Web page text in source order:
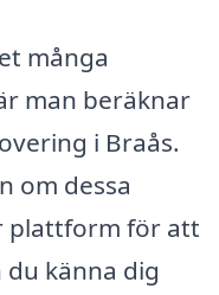
många
man beräknar
i Braås.
om dessa
plattform för att
känna dig